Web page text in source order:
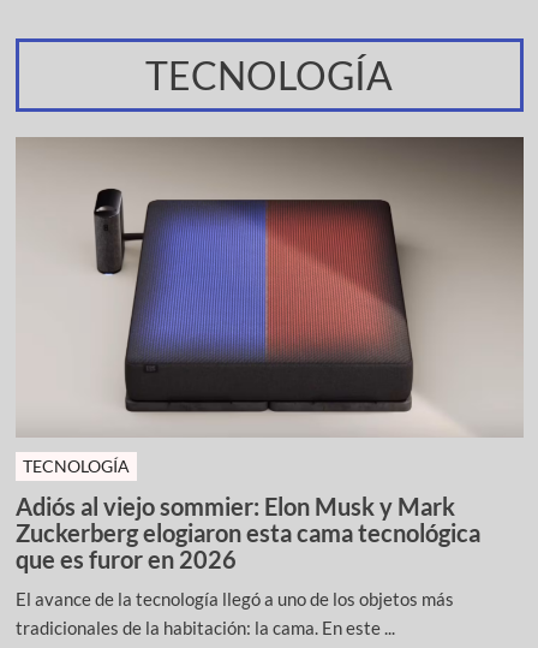
TECNOLOGÍA
TECNOLOGÍA
Adiós al viejo sommier: Elon Musk y Mark
Zuckerberg elogiaron esta cama tecnológica
que es furor en 2026
El avance de la tecnología llegó a uno de los objetos más
tradicionales de la habitación: la cama. En este ...